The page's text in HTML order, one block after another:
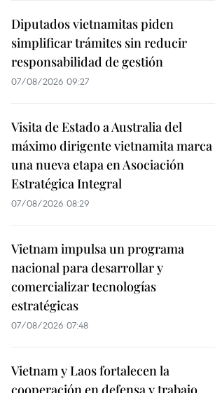
Diputados vietnamitas piden
simplificar trámites sin reducir
responsabilidad de gestión
07/08/2026 09:27
Visita de Estado a Australia del
máximo dirigente vietnamita marca
una nueva etapa en Asociación
Estratégica Integral
07/08/2026 08:29
Vietnam impulsa un programa
nacional para desarrollar y
comercializar tecnologías
estratégicas
07/08/2026 07:48
Vietnam y Laos fortalecen la
cooperación en defensa y trabajo